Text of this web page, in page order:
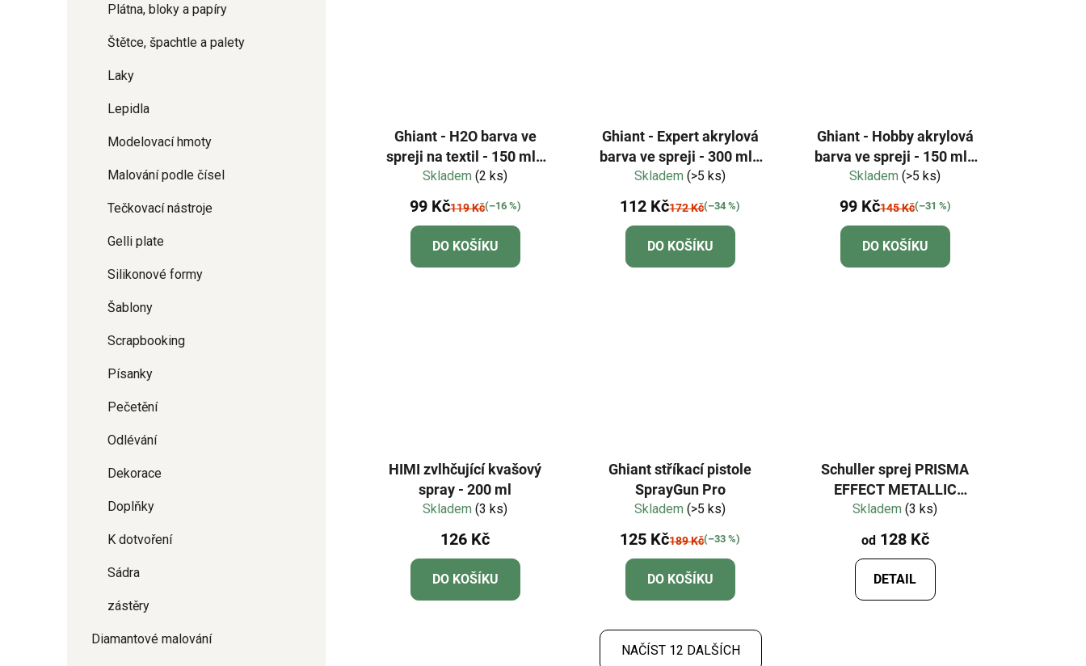
Plátna, bloky a papíry
Štětce, špachtle a palety
Laky
Lepidla
Modelovací hmoty
Malování podle čísel
Tečkovací nástroje
Gelli plate
Silikonové formy
Šablony
Scrapbooking
Písanky
Pečetění
Odlévání
Dekorace
Doplňky
K dotvoření
Sádra
zástěry
Diamantové malování
Ghiant - H2O barva ve
spreji na textil - 150 ml -
lime green
Skladem(2 ks)
99 Kč119 Kč(–16 %)
DO KOŠÍKU
Ghiant - Expert akrylová
barva ve spreji - 300 ml -
bílá
Skladem(>5 ks)
112 Kč172 Kč(–34 %)
DO KOŠÍKU
Ghiant - Hobby akrylová
barva ve spreji - 150 ml -
měděná
Skladem(>5 ks)
99 Kč145 Kč(–31 %)
DO KOŠÍKU
HIMI zvlhčující kvašový
spray - 200 ml
Skladem(3 ks)
126 Kč
DO KOŠÍKU
Ghiant stříkací pistole
SprayGun Pro
Skladem(>5 ks)
125 Kč189 Kč(–33 %)
DO KOŠÍKU
Schuller sprej PRISMA
EFFECT METALLIC
akrylová barva
Skladem(3 ks)
od128 Kč
DETAIL
NAČÍST 12 DALŠÍCH